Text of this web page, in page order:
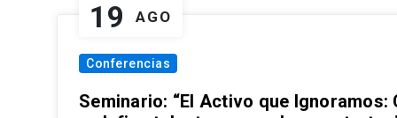
19 AGO
Conferencias
Seminario: “El Activo que